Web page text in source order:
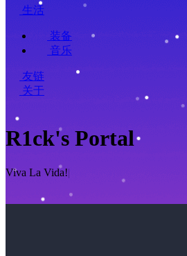
生活
装备
音乐
友链
关于
R1ck's Portal
Viva